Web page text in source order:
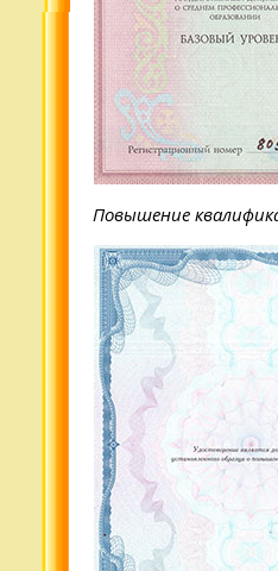
Повышение